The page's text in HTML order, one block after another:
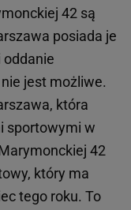
42 są
posiada je
jest możliwe.
która
sportowymi w
42
który ma
tego roku. To